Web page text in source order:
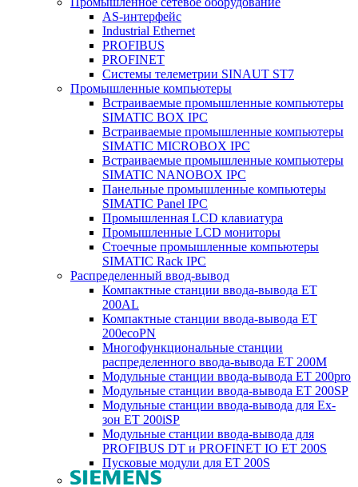
AS-интерфейс
Industrial Ethernet
PROFIBUS
PROFINET
Системы телеметрии SINAUT ST7
Промышленные компьютеры
Встраиваемые промышленные компьютеры
SIMATIC BOX IPC
Встраиваемые промышленные компьютеры
SIMATIC MICROBOX IPC
Встраиваемые промышленные компьютеры
SIMATIC NANOBOX IPC
Панельные промышленные компьютеры
SIMATIC Panel IPC
Промышленная LCD клавиатура
Промышленные LCD мониторы
Стоечные промышленные компьютеры
SIMATIC Rack IPC
Распределенный ввод-вывод
Компактные станции ввода-вывода ET
200AL
Компактные станции ввода-вывода ET
200ecoPN
Многофункциональные станции
распределенного ввода-вывода ET 200M
Модульные станции ввода-вывода ET 200pro
Модульные станции ввода-вывода ET 200SP
Модульные станции ввода-вывода для Ex-
зон ET 200iSP
Модульные станции ввода-вывода для
PROFIBUS DT и PROFINET IO ET 200S
Пусковые модули для ET 200S